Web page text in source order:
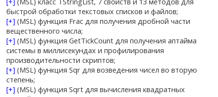
быстрой обработки текстовых списков и файлов;
[+] (MSL) функция Frac для получения дробной части
вещественного числа;
[+] (MSL) функция GetTickCount для получения аптайма
системы в миллисекундах и профилирования
производительности скриптов;
[+] (MSL) функция Sqr для возведения чисел во вторую
степень;
[+] (MSL) функция Sqrt для вычисления квадратных